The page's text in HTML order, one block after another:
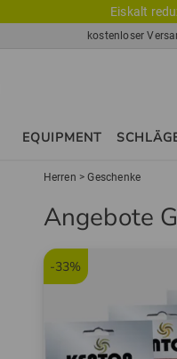
Eiskalt
kostenloser
EQUIPMENT
Herren >Geschenke
Angebote
-33%